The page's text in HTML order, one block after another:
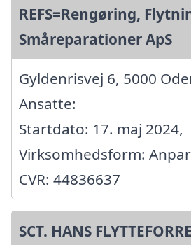
REFS=Rengøring,
Småreparationer ApS
Gyldenrisvej 6, 5000
Ansatte:
Startdato: 17. maj 2024,
Virksomhedsform:
CVR: 44836637
SCT. HANS